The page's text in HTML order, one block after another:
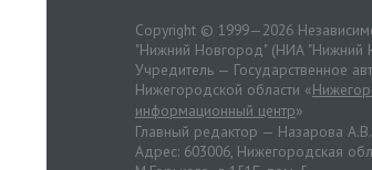
Copyright © 1999—2026
"Нижний Новгород" (НИА "Нижний
Учредитель — Государственное
Нижегородской области «
информационный центр»
Главный редактор — Назарова А.В.
Адрес: 603006, Нижегородская